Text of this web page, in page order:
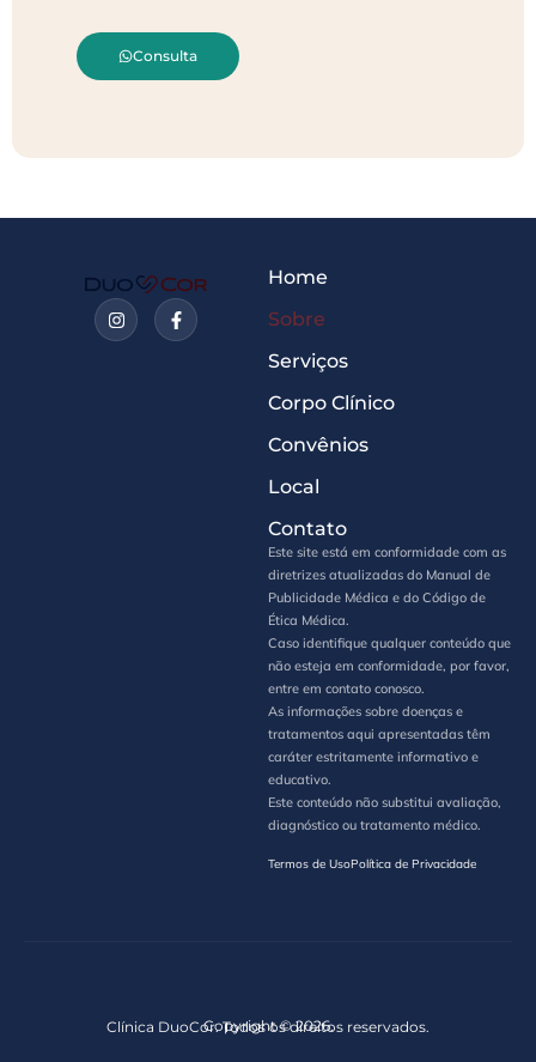
Consulta
Home
Sobre
Serviços
Corpo Clínico
Convênios
Local
Contato
Este site está em conformidade com as
diretrizes atualizadas do Manual de
Publicidade Médica e do Código de
Ética Médica.
Caso identifique qualquer conteúdo que
não esteja em conformidade, por favor,
entre em contato conosco.
As informações sobre doenças e
tratamentos aqui apresentadas têm
caráter estritamente informativo e
educativo.
Este conteúdo não substitui avaliação,
diagnóstico ou tratamento médico.
Termos de UsoPolítica de Privacidade
Copyright © 2026.
Clínica DuoCor. Todos os direitos reservados.